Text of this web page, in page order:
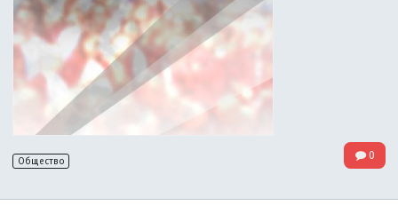
Общество 0